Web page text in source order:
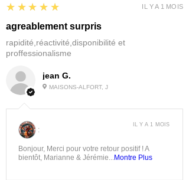
jean G.
MAISONS-ALFORT, J
5
★★★★★
agreablement surpris
rapidité,réactivité,disponibilité et
proffessionalisme
IL Y A 1 MOIS
:
Bonjour, Merci pour votre retour positif ! A
bientôt, Marianne & Jérémie...Montre Plus
IL Y A 1 MOIS